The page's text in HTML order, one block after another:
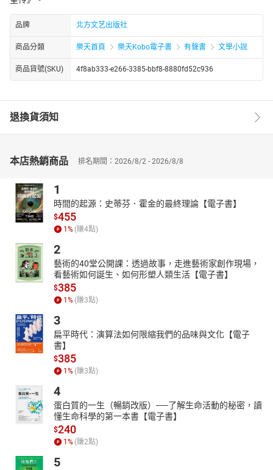
品牌 北方文艺出版社
商品分類 樂天首頁 樂天Kobo電子書 有聲書 文學小說
商品貨號(SKU) 4f8ab333-e266-3385-bbf8-8880fd52c936
退換貨須知
本店熱銷商品 排名期間：2026/8/2 - 2026/8/8
1
時間的起源：史蒂芬．霍金的最終理論【電子書】
$455
1% (賺4點)
2
藝術的40堂公開課：透過故事，走進藝術家創作現場，
看藝術如何誕生、如何形塑人類生活【電子書】
$385
1% (賺3點)
3
扁平時代：演算法如何限縮我們的品味與文化【電子
書】
$385
1% (賺3點)
4
蛋白質的一生（暢銷改版）──了解生命活動的秘密，讀
懂生命科學的第一本書【電子書】
$240
1% (賺2點)
5